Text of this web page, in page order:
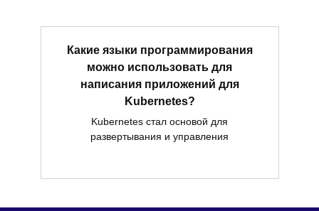
Какие языки программирования
можно использовать для
написания приложений для
Kubernetes?
Kubernetes стал основой для
развертывания и управления